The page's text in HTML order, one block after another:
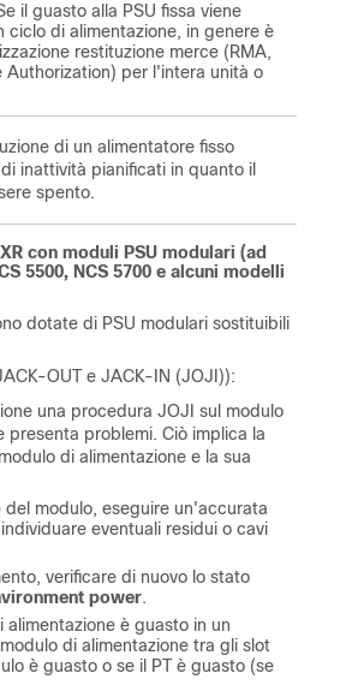
il guasto alla PSU fissa viene
ciclo di alimentazione, in genere è
restituzione merce (RMA,
Authorization) per l'intera unità o
di un alimentatore fisso
inattività pianificati in quanto il
spento.
con moduli PSU modulari (ad
5500, NCS 5700 e alcuni modelli
dotate di PSU modulari sostituibili
OUT e JACK-IN (JOJI)):
una procedura JOJI sul modulo
presenta problemi. Ciò implica la
di alimentazione e la sua
del modulo, eseguire un'accurata
eventuali residui o cavi
verificare di nuovo lo stato
power.
alimentazione è guasto in un
di alimentazione tra gli slot
è guasto o se il PT è guasto (se